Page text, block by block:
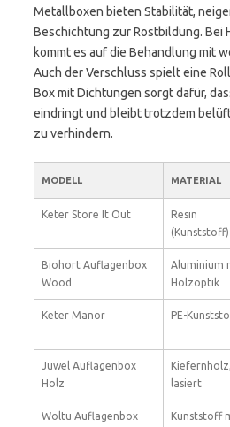
Metallboxen bieten Stabilität,
Beschichtung zur Rostbildung. Bei
kommt es auf die Behandlung mit
Auch der Verschluss spielt eine
Box mit Dichtungen sorgt dafür,
eindringt und bleibt trotzdem
zu verhindern.
MODELL MATERIAL
Keter Store It Out
Resin
(Kunststoff)
Biohort Auflagenbox
Wood
Aluminium
Holzoptik
Keter Manor PE-
Juwel Auflagenbox
Holz
Kiefernholz,
lasiert
Woltu Auflagenbox
Kunststoff